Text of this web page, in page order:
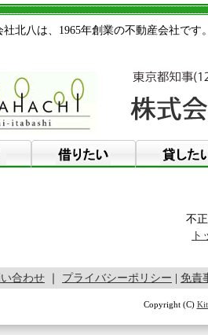
社北八は、1965年創業の不動産会社で
不
合わせ プライバシーポリシー 免責
Copyright (C)